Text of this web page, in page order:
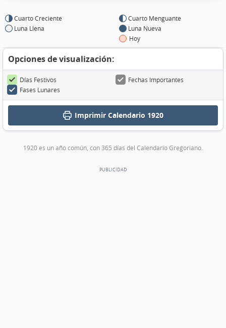
Cuarto Creciente
Luna Llena
Cuarto Menguante
Luna Nueva
Hoy
Opciones de visualización:
Días Festivos
Fechas Importantes
Fases Lunares
ImprimirCalendario 1920
1920 es un año común, con 365 días del Calendario Gregoriano.